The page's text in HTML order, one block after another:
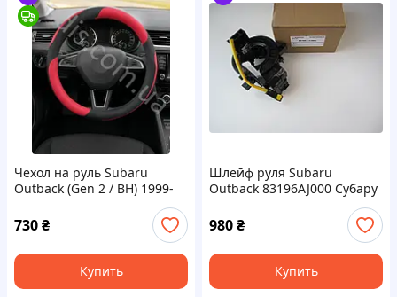
Чехол на руль Subaru
Outback (Gen 2 / BH) 1999-
оплетка руля Субару Аутбек
2
730₴
Купить
Шлейф руля Subaru
Outback 83196AJ000 Субару
980₴
Купить